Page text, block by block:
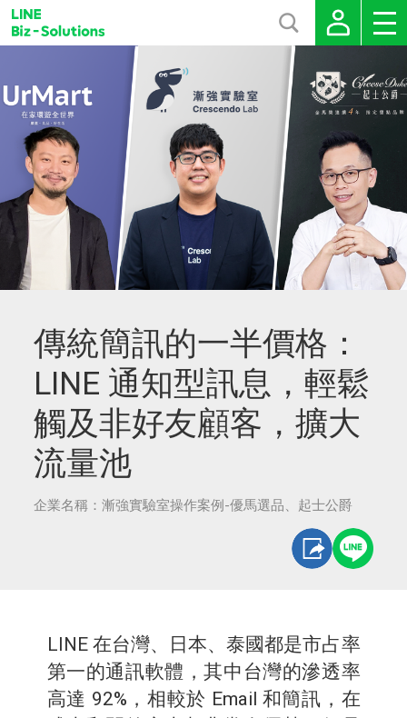
傳統簡訊的一半價格：
LINE 通知型訊息，輕鬆
觸及非好友顧客，擴大
流量池
企業名稱：漸強實驗室操作案例-優馬選品、起士公爵
LINE 在台灣、日本、泰國都是市占率
第一的通訊軟體，其中台灣的滲透率
高達 92%，相較於 Email 和簡訊，在